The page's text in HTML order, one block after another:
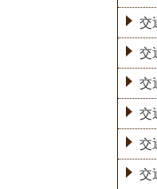
交
交
交
交
交
交